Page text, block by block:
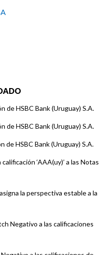
de HSBC Bank (Uruguay) S.A.
de HSBC Bank (Uruguay) S.A.
de HSBC Bank (Uruguay) S.A.
‘AAA(uy)’ a las Notas
la perspectiva estable a la
Negativo a las calificaciones